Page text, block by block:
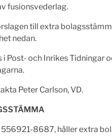
fusionsvederlag.
till extra
nedan.
Post- och Inrikes Tidningar
Peter Carlson, VD.
556921-8687, håller extra